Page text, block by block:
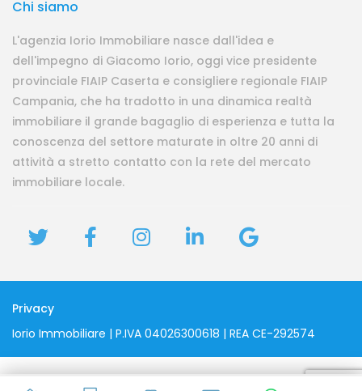
Chi siamo
L'agenzia Iorio Immobiliare nasce dall'idea e
dell'impegno di Giacomo Iorio, oggi vice presidente
provinciale FIAIP Caserta e consigliere regionale FIAIP
Campania, che ha tradotto in una dinamica realtà
immobiliare il grande bagaglio di esperienza e tutta la
conoscenza del settore maturate in oltre 20 anni di
attività a stretto contatto con la rete del mercato
immobiliare locale.
Privacy
Iorio Immobiliare | P.IVA 04026300618 | REA CE-292574